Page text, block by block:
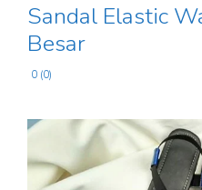
Sandal Elastic
Besar
0 (0)